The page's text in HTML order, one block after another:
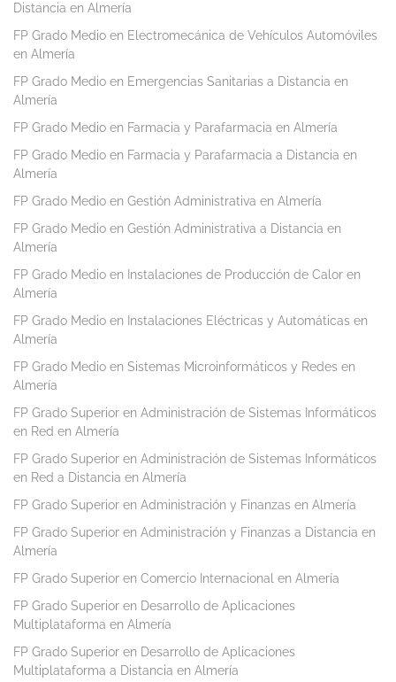
Distancia en Almería
FP Grado Medio en Electromecánica de Vehículos Automóviles
en Almería
FP Grado Medio en Emergencias Sanitarias a Distancia en
Almería
FP Grado Medio en Farmacia y Parafarmacia en Almería
FP Grado Medio en Farmacia y Parafarmacia a Distancia en
Almería
FP Grado Medio en Gestión Administrativa en Almería
FP Grado Medio en Gestión Administrativa a Distancia en
Almería
FP Grado Medio en Instalaciones de Producción de Calor en
Almería
FP Grado Medio en Instalaciones Eléctricas y Automáticas en
Almería
FP Grado Medio en Sistemas Microinformáticos y Redes en
Almería
FP Grado Superior en Administración de Sistemas Informáticos
en Red en Almería
FP Grado Superior en Administración de Sistemas Informáticos
en Red a Distancia en Almería
FP Grado Superior en Administración y Finanzas en Almería
FP Grado Superior en Administración y Finanzas a Distancia en
Almería
FP Grado Superior en Comercio Internacional en Almería
FP Grado Superior en Desarrollo de Aplicaciones
Multiplataforma en Almería
FP Grado Superior en Desarrollo de Aplicaciones
Multiplataforma a Distancia en Almería